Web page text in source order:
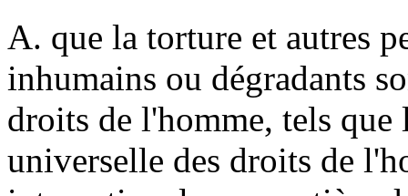
A. que la torture et autres
inhumains ou dégradants
droits de l'homme, tels
universelle des droits de